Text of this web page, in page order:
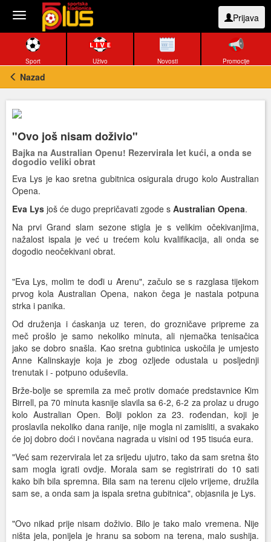
Toggle
navigation
Prijava
Sport Uživo Novosti Promocije
Nazad
"Ovo još nisam doživio"
Bajka na Australian Openu! Rezervirala let kući, a onda se
dogodio veliki obrat
Eva Lys je kao sretna gubitnica osigurala drugo kolo Australian
Opena.
Eva Lys još će dugo prepričavati zgode s Australian Opena.
Na prvi Grand slam sezone stigla je s velikim očekivanjima,
nažalost ispala je već u trećem kolu kvalifikacija, ali onda se
dogodio neočekivani obrat.
"Eva Lys, molim te dođi u Arenu", začulo se s razglasa tijekom
prvog kola Australian Opena, nakon čega je nastala potpuna
strka i panika.
Od druženja i ćaskanja uz teren, do grozničave pripreme za
meč prošlo je samo nekoliko minuta, ali njemačka tenisačica
jako se dobro snašla. Kao sretna gubtinica uskočila je umjesto
Anne Kalinskayje koja je zbog ozljede odustala u posljednji
trenutak i - potpuno oduševila.
Brže-bolje se spremila za meč protiv domaće predstavnice Kim
Birrell, pa 70 minuta kasnije slavila sa 6-2, 6-2 za prolaz u drugo
kolo Australian Open. Bolji poklon za 23. rođendan, koji je
proslavila nekoliko dana ranije, nije mogla ni zamisliti, a svakako
će joj dobro doći i novčana nagrada u visini od 195 tisuća eura.
"Već sam rezervirala let za srijedu ujutro, tako da sam sretna što
sam mogla igrati ovdje. Morala sam se registrirati do 10 sati
kako bih bila spremna. Bila sam na terenu cijelo vrijeme, družila
sam se, a onda sam ja ispala sretna gubitnica", objasnila je Lys.
"Ovo nikad prije nisam doživio. Bilo je tako malo vremena. Nije
ništa jela, ponijela je hranu sa sobom na terena, malo sushija.